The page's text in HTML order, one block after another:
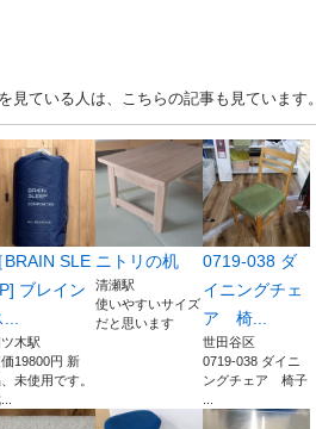
見ている人は、こちらの記事も見ています。
BRAIN SLE
ブレイン
木駅
19800円 新
未使用です。
ニトリの机
清瀬駅
使いやすいサイズ
だと思います
0719-038 ダ
イニングチェ
ア 椅...
世田谷区
0719-038 ダイニ
ングチェア 椅子